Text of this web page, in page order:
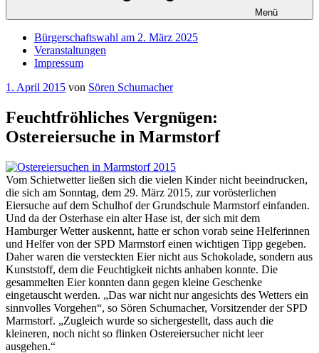
Menü
Bürgerschaftswahl am 2. März 2025
Veranstaltungen
Impressum
Veröffentlicht
1. April 2015 von Sören Schumacher
Feuchtfröhliches Vergnügen:
Ostereiersuche in Marmstorf
Vom Schietwetter ließen sich die vielen Kinder nicht beeindrucken,
die sich am Sonntag, dem 29. März 2015, zur vorösterlichen
Eiersuche auf dem Schulhof der Grundschule Marmstorf einfanden.
Und da der Osterhase ein alter Hase ist, der sich mit dem
Hamburger Wetter auskennt, hatte er schon vorab seine Helferinnen
und Helfer von der SPD Marmstorf einen wichtigen Tipp gegeben.
Daher waren die versteckten Eier nicht aus Schokolade, sondern aus
Kunststoff, dem die Feuchtigkeit nichts anhaben konnte. Die
gesammelten Eier konnten dann gegen kleine Geschenke
eingetauscht werden. „Das war nicht nur angesichts des Wetters ein
sinnvolles Vorgehen“, so Sören Schumacher, Vorsitzender der SPD
Marmstorf. „Zugleich wurde so sichergestellt, dass auch die
kleineren, noch nicht so flinken Ostereiersucher nicht leer
ausgehen.“